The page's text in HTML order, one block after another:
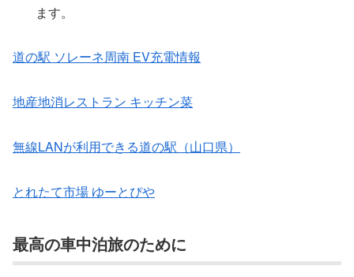
ます。
道の駅 ソレーネ周南 EV充電情報
地産地消レストラン キッチン菜
無線LANが利用できる道の駅（山口県）
とれたて市場 ゆーとぴや
最高の車中泊旅のために